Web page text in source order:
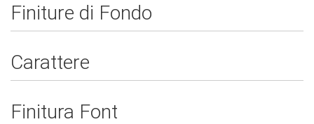
Finiture di Fondo
Carattere
Finitura Font